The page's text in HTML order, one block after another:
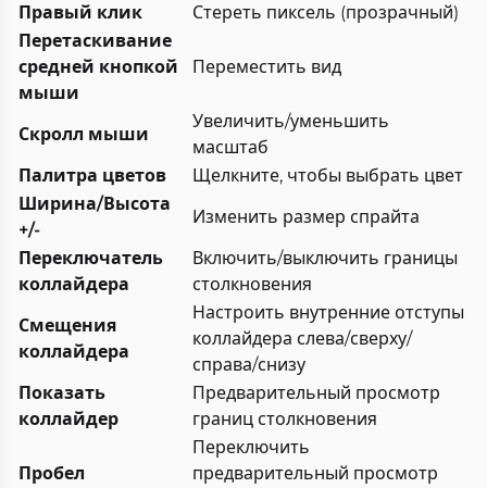
Правый клик
Стереть пиксель (прозрачный)
Перетаскивание
средней кнопкой
мыши
Переместить вид
Скролл мыши
Увеличить/уменьшить
масштаб
Палитра цветов
Щелкните, чтобы выбрать цвет
Ширина/Высота
+/-
Изменить размер спрайта
Переключатель
коллайдера
Включить/выключить границы
столкновения
Смещения
коллайдера
Настроить внутренние отступы
коллайдера слева/сверху/
справа/снизу
Показать
коллайдер
Предварительный просмотр
границ столкновения
Пробел
Переключить
предварительный просмотр